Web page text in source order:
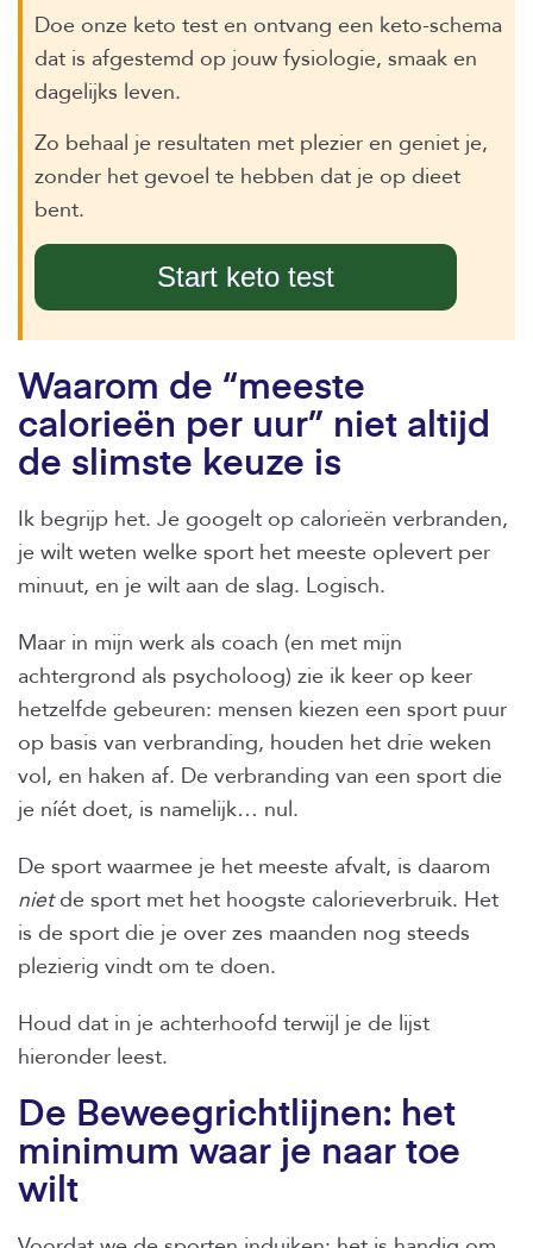
Doe onze keto test en ontvang een keto-schema
dat is afgestemd op jouw fysiologie, smaak en
dagelijks leven.
Zo behaal je resultaten met plezier en geniet je,
zonder het gevoel te hebben dat je op dieet
bent.
Start keto test
Waarom de “meeste
calorieën per uur” niet altijd
de slimste keuze is
Ik begrijp het. Je googelt op calorieën verbranden,
je wilt weten welke sport het meeste oplevert per
minuut, en je wilt aan de slag. Logisch.
Maar in mijn werk als coach (en met mijn
achtergrond als psycholoog) zie ik keer op keer
hetzelfde gebeuren: mensen kiezen een sport puur
op basis van verbranding, houden het drie weken
vol, en haken af. De verbranding van een sport die
je níét doet, is namelijk… nul.
De sport waarmee je het meeste afvalt, is daarom
nietde sport met het hoogste calorieverbruik. Het
is de sport die je over zes maanden nog steeds
plezierig vindt om te doen.
Houd dat in je achterhoofd terwijl je de lijst
hieronder leest.
De Beweegrichtlijnen: het
minimum waar je naar toe
wilt